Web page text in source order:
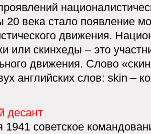
20 века стало появление
движения.
или скинхеды – это
движения. Слово
английских слов: skin –
десант
1941 советское